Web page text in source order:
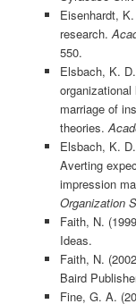
Eisenhardt,
research.
550.
Elsbach, K.
marriage of
theories.
Elsbach, K.
Averting
impression
Organization
Faith, N.
Ideas.
Faith, N.
Baird
Fine, G. A.